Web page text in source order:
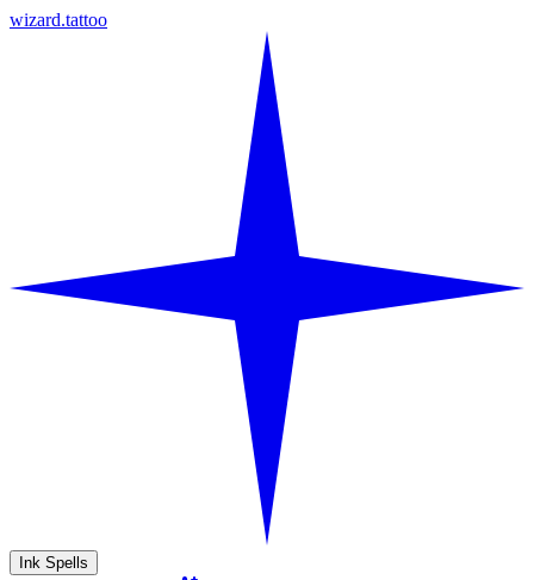
wizard.tattoo
Ink Spells